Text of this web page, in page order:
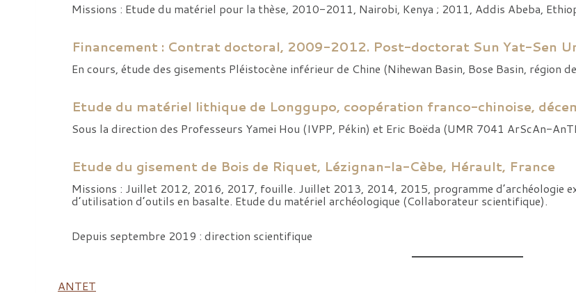
Missions : Etude du matériel pour la thèse, 2010-2011, Nairobi, Kenya ; 2011, Addis Abeba,
Financement : Contrat doctoral, 2009-2012. Post-doctorat Sun Yat-Sen
En cours, étude des gisements Pléistocène inférieur de Chine (Nihewan Basin, Bose Basin, région
Etude du matériel lithique de Longgupo, coopération franco-chinoise,
Sous la direction des Professeurs Yamei Hou (IVPP, Pékin) et Eric Boëda (UMR 7041 ArScAn-
Etude du gisement de Bois de Riquet, Lézignan-la-Cèbe, Hérault, France
Missions : Juillet 2012, 2016, 2017, fouille. Juillet 2013, 2014, 2015, programme d’archéologie
d’utilisation d’outils en basalte. Etude du matériel archéologique (Collaborateur scientifique).
Depuis septembre 2019 : direction scientifique
ANTET